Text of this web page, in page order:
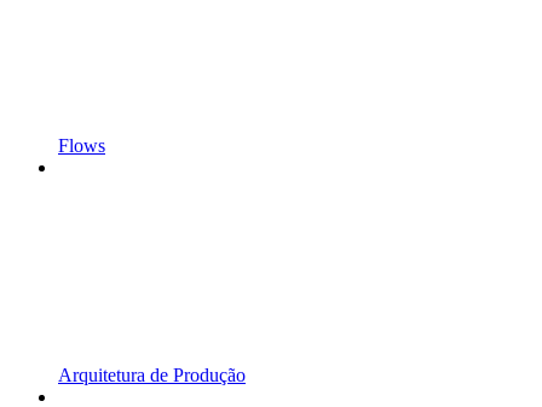
Flows
Arquitetura de Produção